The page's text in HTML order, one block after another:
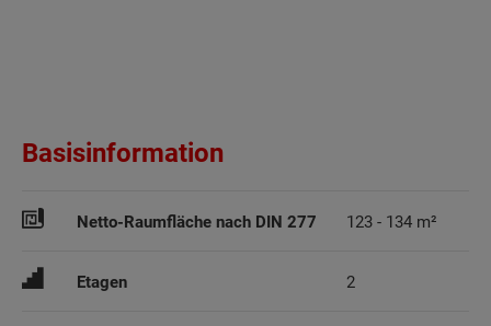
Basisinformation
Netto-Raumfläche nach DIN 277 123 - 134 m²
Etagen 2